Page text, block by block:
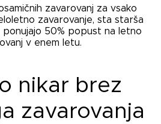
zavarovanj za vsako
zavarovanje, sta starša
ponujajo 50% popust na letno
v enem letu.
nikar brez
zavarovanja